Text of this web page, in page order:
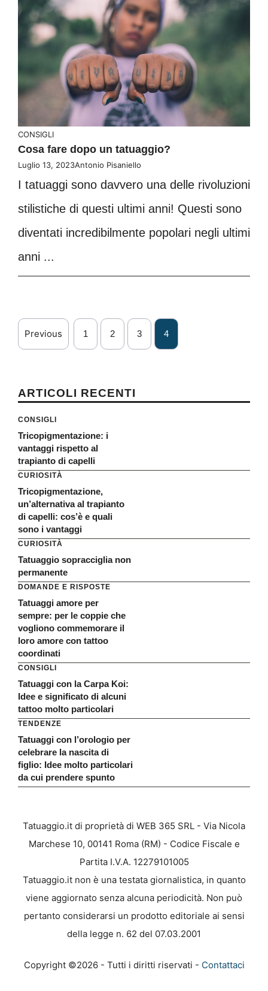
CONSIGLI
Cosa fare dopo un tatuaggio?
Luglio 13, 2023Antonio Pisaniello
I tatuaggi sono davvero una delle rivoluzioni
stilistiche di questi ultimi anni! Questi sono
diventati incredibilmente popolari negli ultimi
anni ...
Previous 1 2 3 4
ARTICOLI RECENTI
CONSIGLI
Tricopigmentazione: i
vantaggi rispetto al
trapianto di capelli
CURIOSITÀ
Tricopigmentazione,
un’alternativa al trapianto
di capelli: cos’è e quali
sono i vantaggi
CURIOSITÀ
Tatuaggio sopracciglia non
permanente
DOMANDE E RISPOSTE
Tatuaggi amore per
sempre: per le coppie che
vogliono commemorare il
loro amore con tattoo
coordinati
CONSIGLI
Tatuaggi con la Carpa Koi:
Idee e significato di alcuni
tattoo molto particolari
TENDENZE
Tatuaggi con l’orologio per
celebrare la nascita di
figlio: Idee molto particolari
da cui prendere spunto
Tatuaggio.it di proprietà di WEB 365 SRL - Via Nicola
Marchese 10, 00141 Roma (RM) - Codice Fiscale e
Partita I.V.A. 12279101005
Tatuaggio.it non è una testata giornalistica, in quanto
viene aggiornato senza alcuna periodicità. Non può
pertanto considerarsi un prodotto editoriale ai sensi
della legge n. 62 del 07.03.2001
Copyright ©2026 - Tutti i diritti riservati - Contattaci